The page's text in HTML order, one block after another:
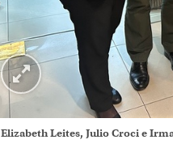
Elizabeth Leites, Julio Croci e